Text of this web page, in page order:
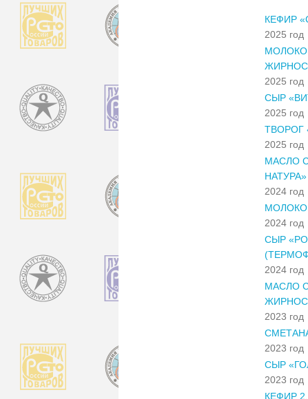
КЕФИР
2025 год
МОЛОКО
2025 год
СЫР
2025 год
ТВОРОГ
2025 год
МАСЛО
НАТУРА»
2024 год
МОЛОКО
2024 год
СЫР
2024 год
МАСЛО
2023 год
2023 год
СЫР
2023 год
КЕФИР